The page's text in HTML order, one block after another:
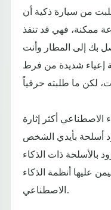
من سيارة ذكية أن
ممكنة، فهي قد تنفذ
بك إلى المطار وأنت
شديدة من فرط
الاصطناعي أكثر إثارة
أسلحة بأيدي الشخص
بالأسلحة ذات الذكاء
عليها أنظمة الذكاء
الاصطناعي.